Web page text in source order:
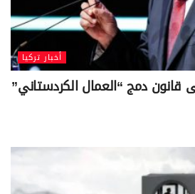
أخبار تركيا
قانون دمج “العمال الكردستاني”